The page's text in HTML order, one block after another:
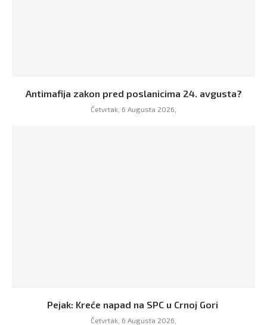
Antimafija zakon pred poslanicima 24. avgusta?
Četvrtak, 6 Augusta 2026,
Pejak: Kreće napad na SPC u Crnoj Gori
Četvrtak, 6 Augusta 2026,